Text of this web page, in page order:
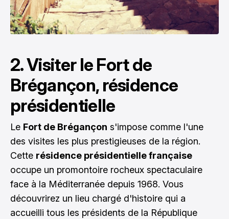
2. Visiter le Fort de
Brégançon, résidence
présidentielle
Le Fort de Brégançon s'impose comme l'une
des visites les plus prestigieuses de la région.
Cette résidence présidentielle française
occupe un promontoire rocheux spectaculaire
face à la Méditerranée depuis 1968. Vous
découvrirez un lieu chargé d'histoire qui a
accueilli tous les présidents de la République